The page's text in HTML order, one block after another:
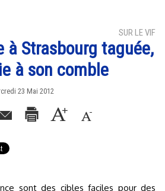
SUR LE VIF
à Strasbourg taguée,
à son comble
23 Mai 2012